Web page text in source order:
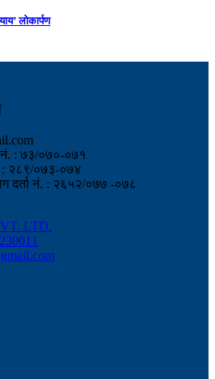
लोकार्पण
नं. : ७३/०७०-०७१
: २८९/०७३-०७४
दर्ता नं. : २६५२/०७७ -०७८
LTD.